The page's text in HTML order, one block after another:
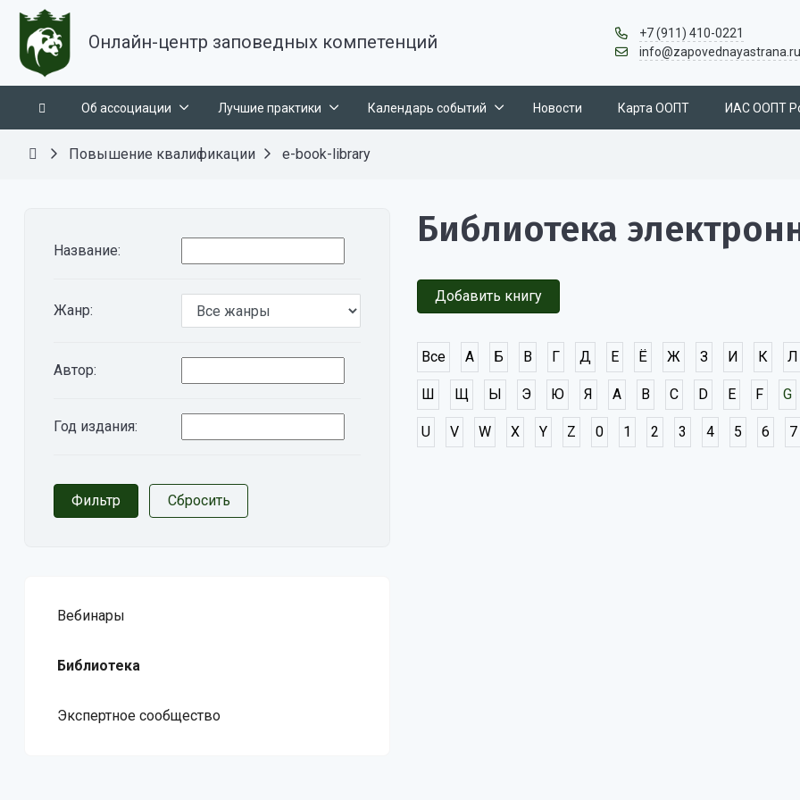
Онлайн-центр заповедных компетенций
+7 (911) 410-0221
info@zapovednayastrana.ru
Об ассоциации Лучшие практики Календарь событий Новости Карта ООПТ ИАС ООПТ
Повышение квалификации e-book-library
Название:
Жанр:
Автор:
Год издания:
Вебинары
Библиотека
Экспертное сообщество
Библиотека
Добавить книгу
Все А Б В Г Д Е Ё Ж З И К Л
Ш Щ Ы Э Ю Я A B C D E F G
U V W X Y Z 0 1 2 3 4 5 6 7